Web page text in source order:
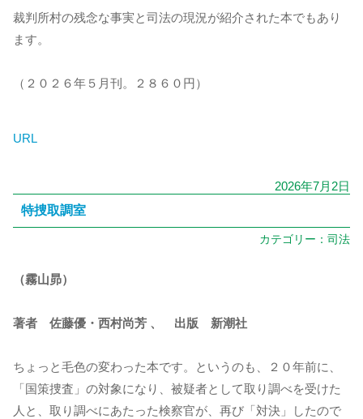
裁判所村の残念な事実と司法の現況が紹介された本でもあり
ます。
（２０２６年５月刊。２８６０円）
URL
2026年7月2日
特捜取調室
カテゴリー： 司法
（霧山昴）
著者 佐藤優・西村尚芳 、 出版 新潮社
ちょっと毛色の変わった本です。というのも、２０年前に、
「国策捜査」の対象になり、被疑者として取り調べを受けた
人と、取り調べにあたった検察官が、再び「対決」したので